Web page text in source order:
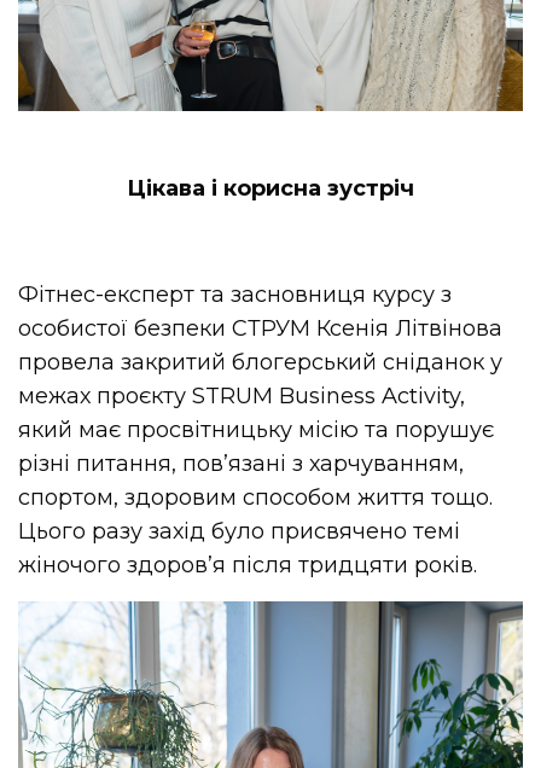
Цікава і корисна зустріч
Фітнес-експерт та засновниця курсу з
особистої безпеки СТРУМ Ксенія Літвінова
провела закритий блогерський сніданок у
межах проєкту STRUM Business Activity,
який має просвітницьку місію та порушує
різні питання, пов’язані з харчуванням,
спортом, здоровим способом життя тощо.
Цього разу захід було присвячено темі
жіночого здоров’я після тридцяти років.